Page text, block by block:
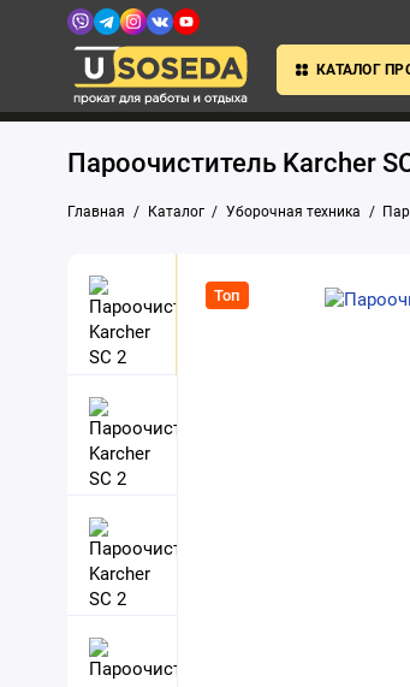
КАТАЛОГ
Пароочиститель Karcher
Главная Каталог Уборочная техника
Топ